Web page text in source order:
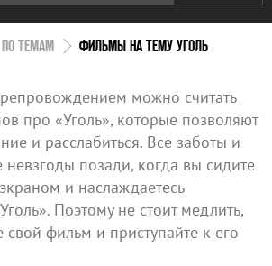
ТЕМАМ ФИЛЬМЫ НА ТЕМУ УГОЛЬ
можно считать
про «Уголь», которые позволяют
и расслабиться. Все заботы и
невзгоды позади, когда вы сидите
и наслаждаетесь
Поэтому не стоит медлить,
свой фильм и приступайте к его